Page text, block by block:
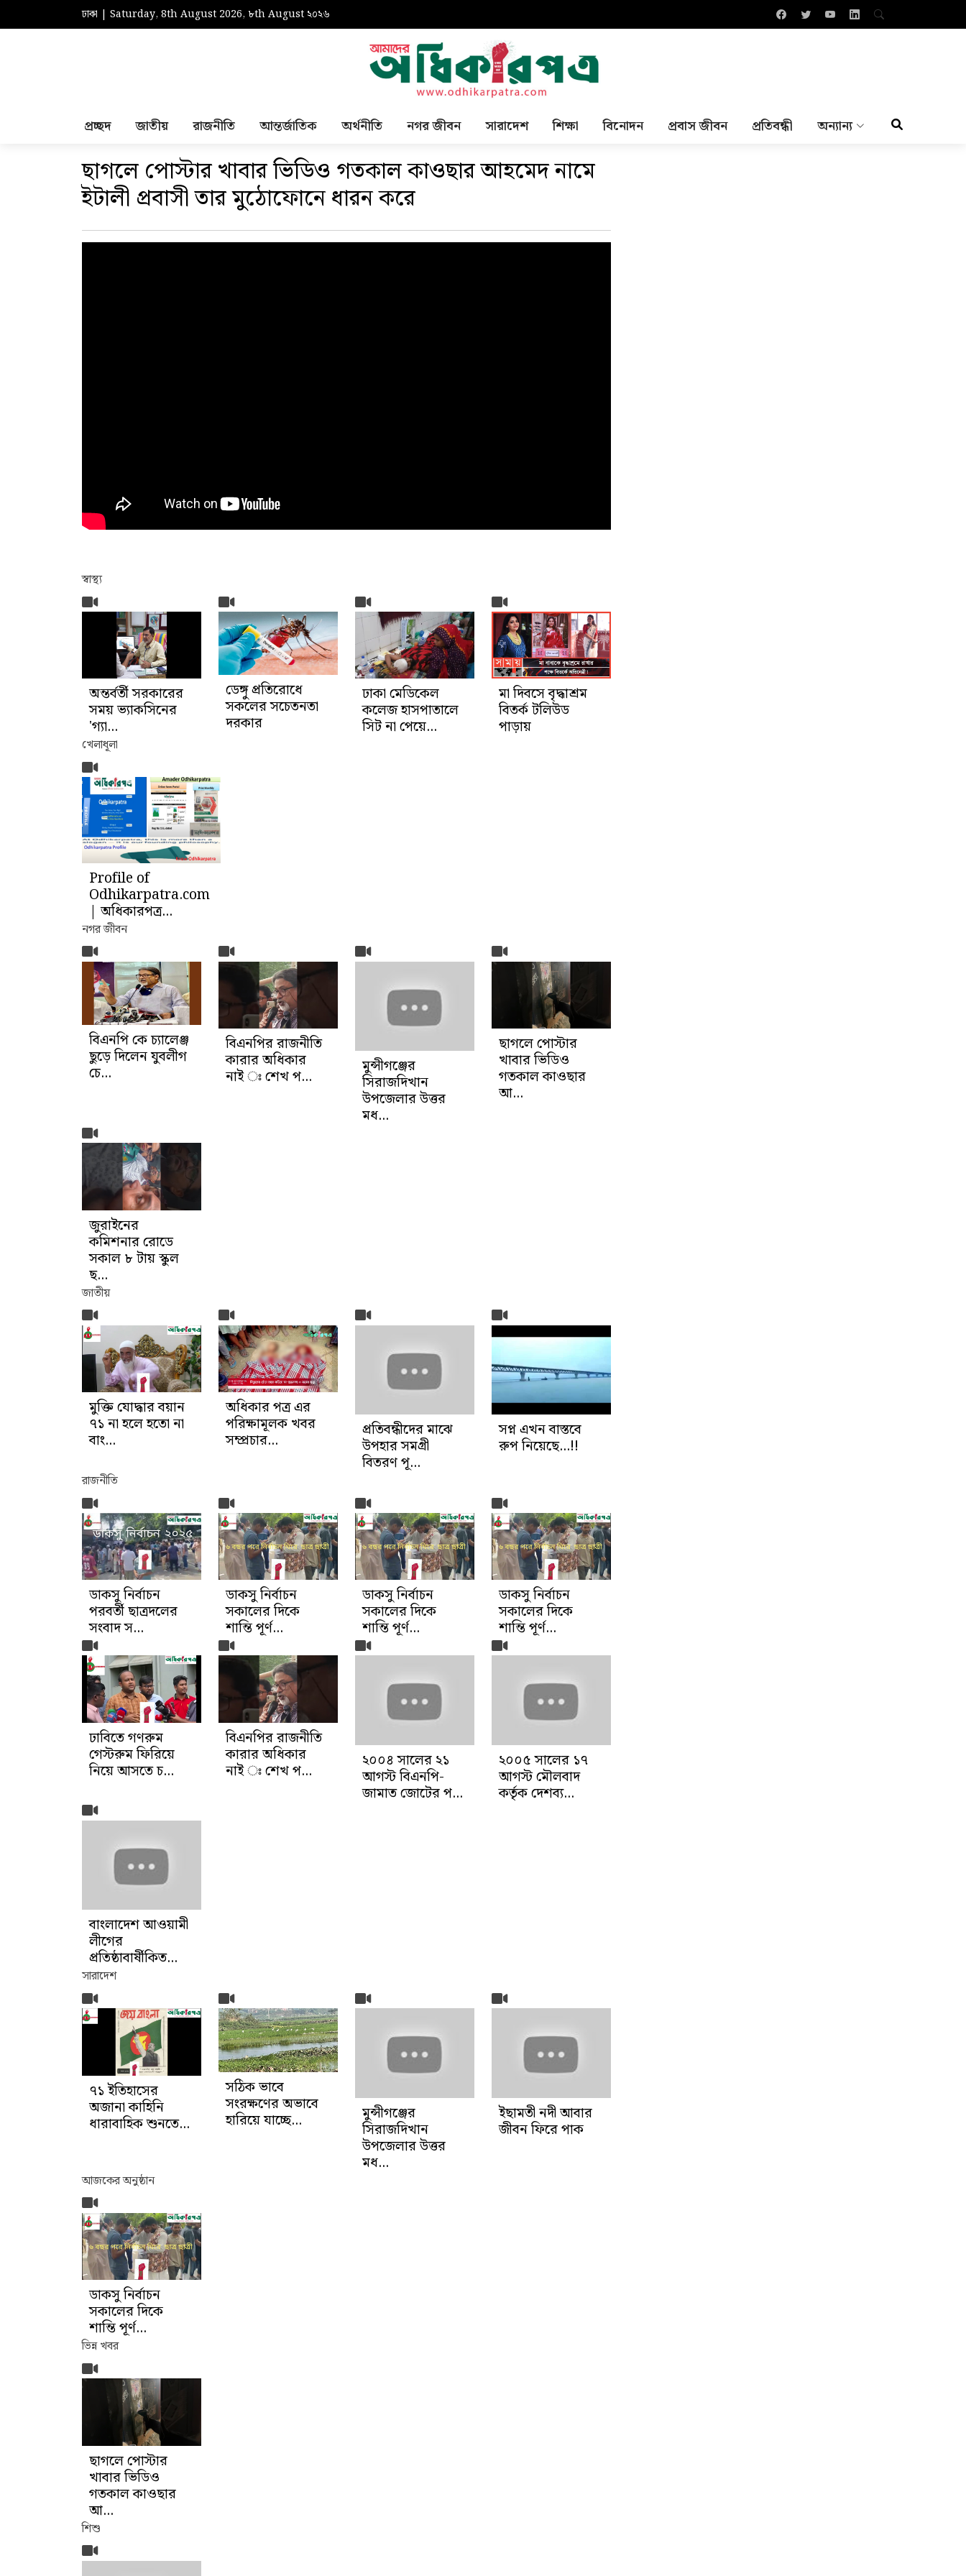
ঢাকা | Saturday, 8th August 2026, ৮th August ২০২৬
প্রচ্ছদ জাতীয় রাজনীতি আন্তর্জাতিক অর্থনীতি নগর জীবন সারাদেশ শিক্ষা বিনোদন প্রবাস জীবন প্রতিবন্ধী অন্যান্য
ছাগলে পোস্টার খাবার ভিডিও গতকাল কাওছার আহমেদ নামে
ইটালী প্রবাসী তার মুঠোফোনে ধারন করে
স্বাস্থ্য
অন্তর্বর্তী সরকারের
সময় ভ্যাকসিনের
'গ্যা...
ডেঙ্গু প্রতিরোধে
সকলের সচেতনতা
দরকার
ঢাকা মেডিকেল
কলেজ হাসপাতালে
সিট না পেয়ে...
মা দিবসে বৃদ্ধাশ্রম
বিতর্ক টলিউড
পাড়ায়
খেলাধূলা
Profile of
Odhikarpatra.com
| অধিকারপত্র...
নগর জীবন
বিএনপি কে চ্যালেঞ্জ
ছুড়ে দিলেন যুবলীগ
চে...
বিএনপির রাজনীতি
কারার অধিকার
নাই ঃ শেখ প... মুন্সীগঞ্জের
সিরাজদিখান
উপজেলার উত্তর
মধ...
ছাগলে পোস্টার
খাবার ভিডিও
গতকাল কাওছার
আ...
জুরাইনের
কমিশনার রোডে
সকাল ৮ টায় স্কুল
ছ...
জাতীয়
মুক্তি যোদ্ধার বয়ান
৭১ না হলে হতো না
বাং...
অধিকার পত্র এর
পরিক্ষামূলক খবর
সম্প্রচার... প্রতিবন্ধীদের মাঝে
উপহার সমগ্রী
বিতরণ পূ...
সপ্ন এখন বাস্তবে
রুপ নিয়েছে...!!
রাজনীতি
ডাকসু নির্বাচন
পরবর্তী ছাত্রদলের
সংবাদ স...
ডাকসু নির্বাচন
সকালের দিকে
শান্তি পূর্ণ...
ডাকসু নির্বাচন
সকালের দিকে
শান্তি পূর্ণ...
ডাকসু নির্বাচন
সকালের দিকে
শান্তি পূর্ণ...
ঢাবিতে গণরুম
গেস্টরুম ফিরিয়ে
নিয়ে আসতে চ...
বিএনপির রাজনীতি
কারার অধিকার
নাই ঃ শেখ প... ২০০৪ সালের ২১
আগস্ট বিএনপি-
জামাত জোটের প...
২০০৫ সালের ১৭
আগস্ট মৌলবাদ
কর্তৃক দেশব্য...
বাংলাদেশ আওয়ামী
লীগের
প্রতিষ্ঠাবার্ষীকিত...
সারাদেশ
৭১ ইতিহাসের
অজানা কাহিনি
ধারাবাহিক শুনতে...
সঠিক ভাবে
সংরক্ষণের অভাবে
হারিয়ে যাচ্ছে... মুন্সীগঞ্জের
সিরাজদিখান
উপজেলার উত্তর
মধ...
ইছামতী নদী আবার
জীবন ফিরে পাক
আজকের অনুষ্ঠান
ডাকসু নির্বাচন
সকালের দিকে
শান্তি পূর্ণ...
ভিন্ন খবর
ছাগলে পোস্টার
খাবার ভিডিও
গতকাল কাওছার
আ...
শিশু